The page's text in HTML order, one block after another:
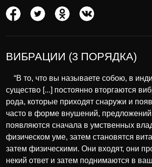
ВИБРАЦИИ (3 ПОРЯДКА)
“В то, что вы называете собою, в
существо [...] постоянно вторгаются
рода, которые приходят снаружи и
часто в форме внушений,
появляются сначала в умственных
физическом уме, затем становятся
затем физическими. Они входят, они
некий ответ и затем поднимаются в